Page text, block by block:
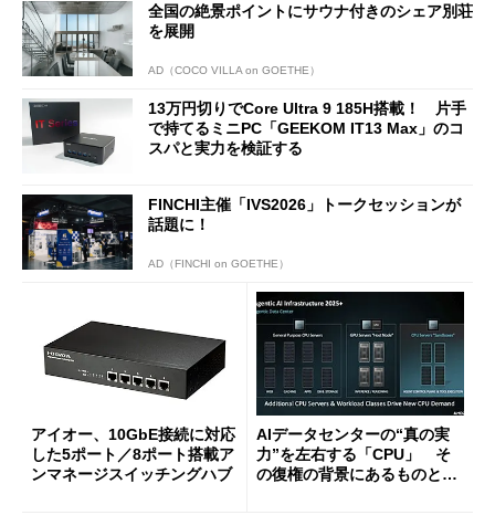
全国の絶景ポイントにサウナ付きのシェア別荘
を展開
AD（COCO VILLA on GOETHE）
13万円切りでCore Ultra 9 185H搭載！ 片手
で持てるミニPC「GEEKOM IT13 Max」のコ
スパと実力を検証する
FINCHI主催「IVS2026」トークセッションが
話題に！
AD（FINCHI on GOETHE）
アイオー、10GbE接続に対応
した5ポート／8ポート搭載ア
ンマネージスイッチングハブ
AIデータセンターの“真の実
力”を左右する「CPU」 そ
の復権の背景にあるものと